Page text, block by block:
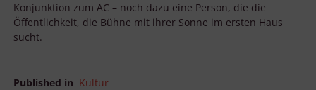
Konjunktion zum AC – noch dazu eine Person, die die
Öffentlichkeit, die Bühne mit ihrer Sonne im ersten Haus
sucht.
Published in Kultur